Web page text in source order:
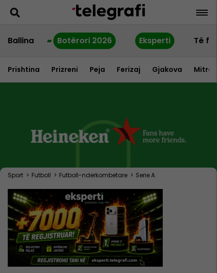
Ballina Botërori 2026 Eksperti Të
Prishtina Prizreni Peja Ferizaj Gjakova
Sport > Futboll > Futboll-nderkombetare > Serie A